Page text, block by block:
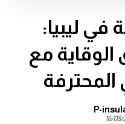
في ليبيا:
مع
المحترفة
P-
16/